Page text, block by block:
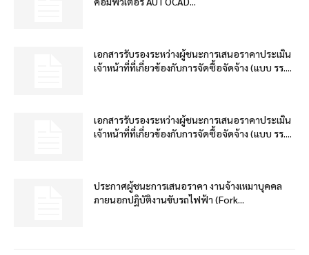
เอกสารรับรองระหว่างผู้ชนะการเสนอราคาประเมิน
เจ้าหน้าที่ที่เกี่ยวข้องกับการจัดซื้อจัดจ้าง (แบบ รร....
เอกสารรับรองระหว่างผู้ชนะการเสนอราคาประเมิน
เจ้าหน้าที่ที่เกี่ยวข้องกับการจัดซื้อจัดจ้าง (แบบ รร....
ประกาศผู้ชนะการเสนอราคา งานจ้างเหมาบุคคล
ภายนอกปฏิบัติงานขับรถไฟฟ้า (Fork...